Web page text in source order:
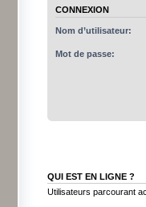
CONNEXION
Nom d’utilisateur:
Mot de passe:
QUI EST EN LIGNE ?
Utilisateurs parcourant